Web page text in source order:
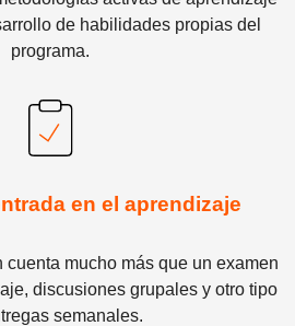
de habilidades propias del
programa.
en el aprendizaje
cuenta mucho más que un examen
discusiones grupales y otro tipo
semanales.